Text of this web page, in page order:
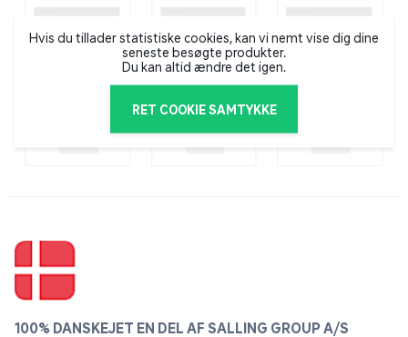
Hvis du tillader statistiske cookies, kan vi nemt vise dig dine
seneste besøgte produkter.
Du kan altid ændre det igen.
RET COOKIE SAMTYKKE
100% DANSKEJET EN DEL AF SALLING GROUP A/S